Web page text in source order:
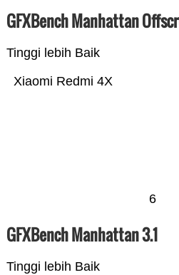
GFXBench Manhattan
Tinggi lebih Baik
Xiaomi Redmi 4X
6
GFXBench Manhattan 3.1
Tinggi lebih Baik